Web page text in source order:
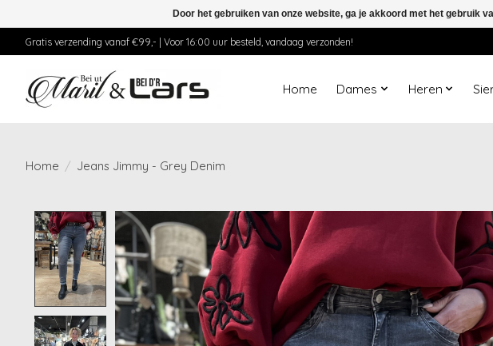
Gratis verzending vanaf €99,- | Voor 16:00 uur besteld, vandaag verzonden!
Home Dames Heren
Home / Jeans Jimmy - Grey Denim
Product image slideshow Items
Door het gebruiken van onze website, ga je akkoord met het gebruik